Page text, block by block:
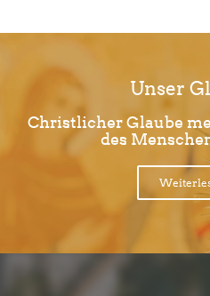
Unser
Christlicher Glaube
des